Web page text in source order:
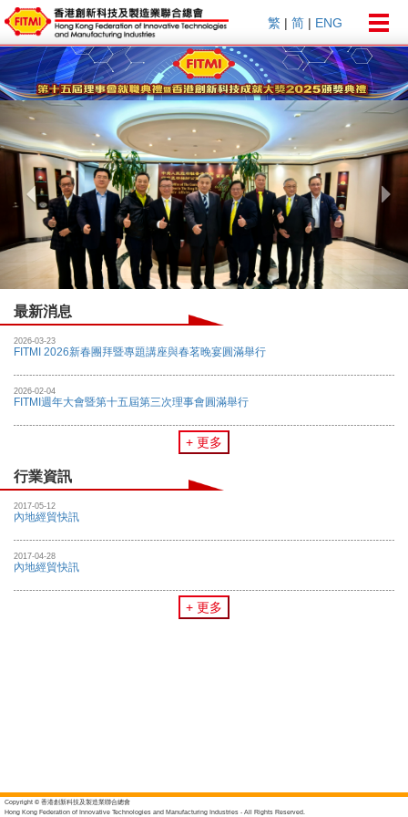
繁 | 简 | ENG
Previous
最新消息
2026-03-23
FITMI 2026新春團拜暨專題講座與春茗晚宴圓滿舉行
2026-02-04
FITMI週年大會暨第十五屆第三次理事會圓滿舉行
+ 更多
行業資訊
2017-05-12
內地經貿快訊
2017-04-28
內地經貿快訊
+ 更多
Copyright © 香港創新科技及製造業聯合總會
Hong Kong Federation of Innovative Technologies and Manufacturing Industries - All Rights Reserved.